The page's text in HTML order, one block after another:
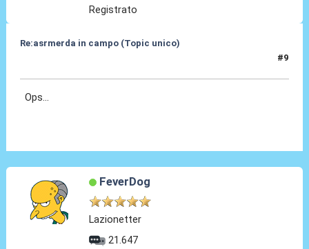
Registrato
Re:asrmerda in campo (Topic unico)
#9
Ops...
FeverDog
Lazionetter
21.647